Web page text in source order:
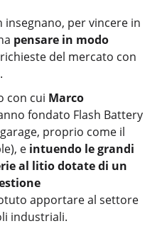
insegnano, per vincere in
pensare in modo
del mercato con
con cui Marco
fondato Flash Battery
proprio come il
e intuendo le grandi
al litio dotate di un
apportare al settore
industriali.